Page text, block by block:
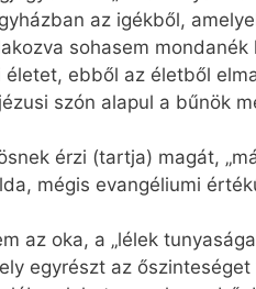
az igékből,
sohasem
ebből az életből
szón alapul a bűnök
érzi (tartja) magát,
mégis evangéliumi
az oka, a „lélek
egyrészt az